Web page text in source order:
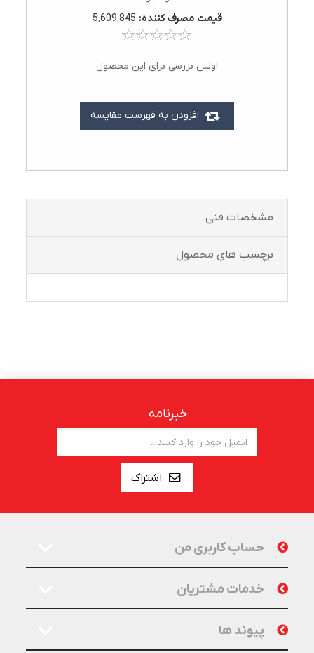
قيمت مصرف کننده: 5٬609٬845
افزودن به فهرست مقایسه
اولین بررسی برای این محصول
مشخصات فنی
برچسب های محصول
خبرنامه
اشتراک
حساب کاربری من
خدمات مشتریان
پیوند ها